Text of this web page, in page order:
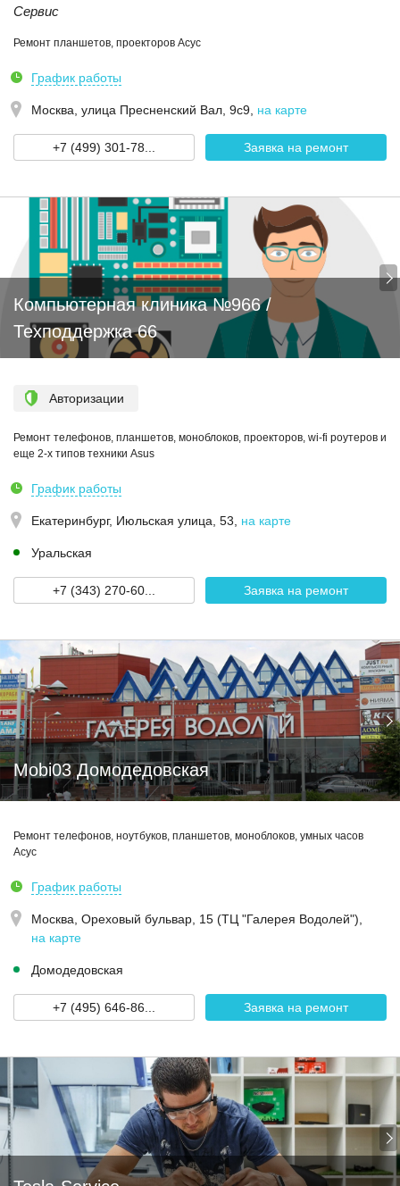
Сервис
Ремонт планшетов, проекторов Асус
График работы
Москва, улица Пресненский Вал, 9с9 на карте
+7 (499) 301-78... Заявка на ремонт
Компьютерная клиника №966 /
Техподдержка 66
Авторизации
Ремонт телефонов, планшетов, моноблоков, проекторов, wi-fi роутеров и
еще 2-х типов техники Asus
График работы
Екатеринбург, Июльская улица, 53 на карте
Уральская
+7 (343) 270‑60... Заявка на ремонт
Mobi03 Домодедовская
Ремонт телефонов, ноутбуков, планшетов, моноблоков, умных часов
Асус
График работы
Москва, Ореховый бульвар, 15 (ТЦ "Галерея Водолей")
на карте
Домодедовская
+7 (495) 646-86... Заявка на ремонт